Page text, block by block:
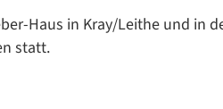
Haus in Kray/Leithe und in
statt.
ZURÜCK
ZURÜCK